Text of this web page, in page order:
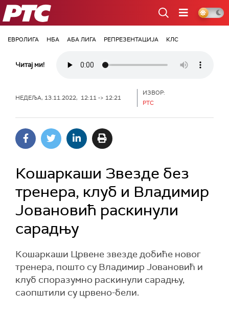
РТС
ЕВРОЛИГА НБА АБА ЛИГА РЕПРЕЗЕНТАЦИЈА КЛС
Читај ми!
НЕДЕЉА, 13.11.2022, 12:11 -> 12:21
ИЗВОР:
РТС
Кошаркаши Звезде без
тренера, клуб и Владимир
Јовановић раскинули
сарадњу
Кошаркаши Црвене звезде добиће новог
тренера, пошто су Владимир Јовановић и
клуб споразумно раскинули сарадњу,
саопштили су црвено-бели.